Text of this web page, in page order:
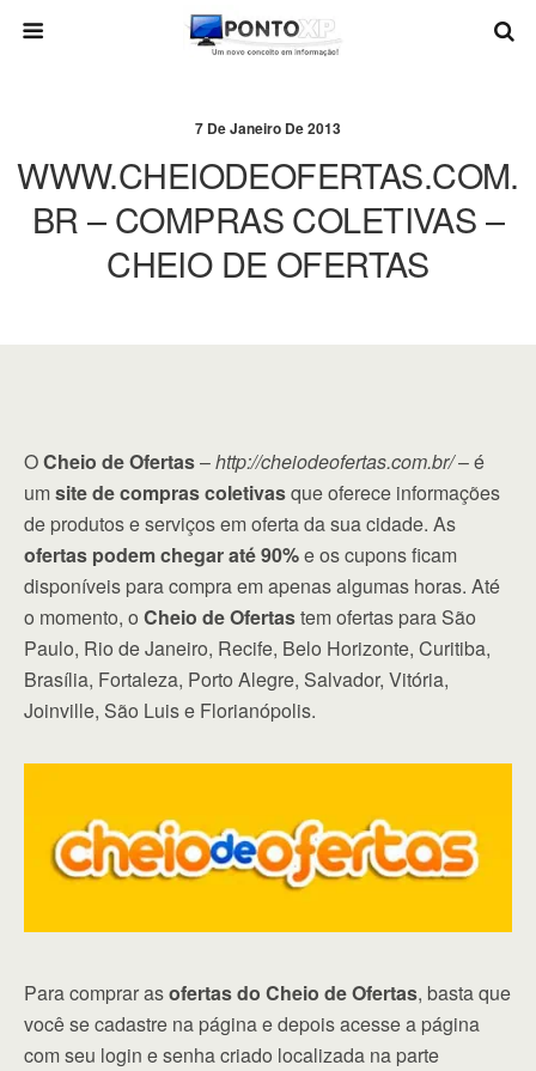
7 De Janeiro De 2013
WWW.CHEIODEOFERTAS.COM.
BR – COMPRAS COLETIVAS –
CHEIO DE OFERTAS
OCheio de Ofertas–http://cheiodeofertas.com.br/– é
umsite de compras coletivasque oferece informações
de produtos e serviços em oferta da sua cidade. As
ofertas podem chegar até 90%e os cupons ficam
disponíveis para compra em apenas algumas horas. Até
o momento, o Cheio de Ofertastem ofertas para São
Paulo, Rio de Janeiro, Recife, Belo Horizonte, Curitiba,
Brasília, Fortaleza, Porto Alegre, Salvador, Vitória,
Joinville, São Luis e Florianópolis.
Para comprar asofertas do Cheio de Ofertas, basta que
você se cadastre na página e depois acesse a página
com seu login e senha criado localizada na parte